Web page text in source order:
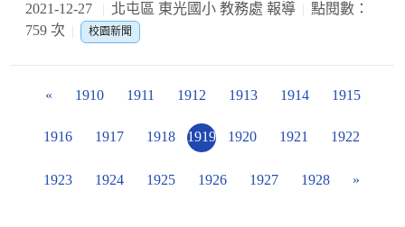
2021-12-27 北屯區 東光國小 教務處 報導
點閱數：
759 次
校園新聞
« 1910 1911 1912 1913 1914 1915
1916 1917 1918 1919 1920 1921 1922
1923 1924 1925 1926 1927 1928 »